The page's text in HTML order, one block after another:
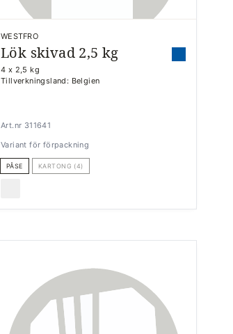
WESTFRO
Lök skivad 2,5 kg
4 x 2,5 kg
Tillverkningsland: Belgien
Art.nr 311641
Variant för förpackning
PÅSE KARTONG (4)